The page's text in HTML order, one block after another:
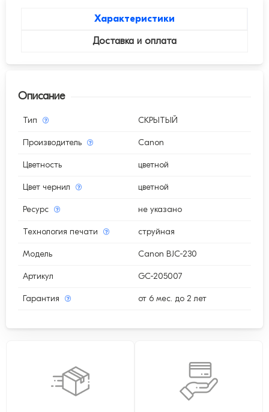
Характеристики
Доставка и оплата
Описание
Тип СКРЫТЫЙ
Производитель Canon
Цветность цветной
Цвет чернил цветной
Ресурс не указано
Технология печати струйная
Модель Canon BJC-230
Артикул GC-205007
Гарантия от 6 мес. до 2 лет